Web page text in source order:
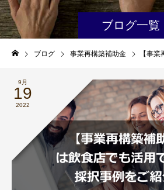
ブログ一覧
ブログ 事業再構築補助金 【事業再構築
9月
19
2022